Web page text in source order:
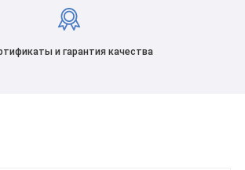
и гарантия качества